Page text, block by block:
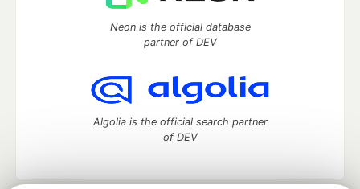
Neon is the official database
partner of DEV
Algolia is the official search partner
of DEV